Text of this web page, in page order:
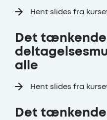
Hent slides fra
Det tænkende
alle
Hent slides fra
Det tænkende